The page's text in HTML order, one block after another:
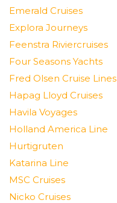
Emerald Cruises
Explora Journeys
Feenstra Riviercruises
Four Seasons Yachts
Fred Olsen Cruise Lines
Hapag Lloyd Cruises
Havila Voyages
Holland America Line
Hurtigruten
Katarina Line
MSC Cruises
Nicko Cruises